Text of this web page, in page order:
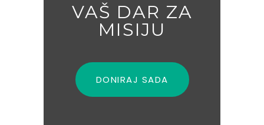
VAŠ DAR ZA
MISIJU
DONIRAJ SADA